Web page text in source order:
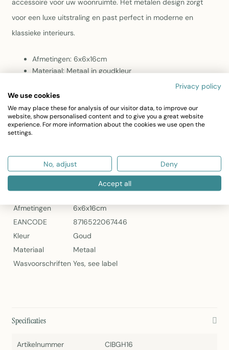
accessoire voor uw woonruimte. Het metalen design zorgt
voor een luxe uitstraling en past perfect in moderne en
klassieke interieurs.
Afmetingen: 6x6x16cm
Materiaal: Metaal in goudkleur
Artikelnummer: CIBGH16
Perfecte kerstdecoratie en winteraccessoire
Eenvoudig schoon te maken volgens het label
Bel Goud Hert 16cm – Mars & More
CIBGH16
Afmetingen
6x6x16cm
EANCODE
8716522067446
Kleur
Goud
Materiaal
Metaal
Wasvoorschriften Yes, see label
Specificaties
Artikelnummer CIBGH16
Privacy policy
We use cookies
We may place these for analysis of our visitor data, to improve our
website, show personalised content and to give you a great website
experience. For more information about the cookies we use open the
settings.
No, adjust Deny
Accept all